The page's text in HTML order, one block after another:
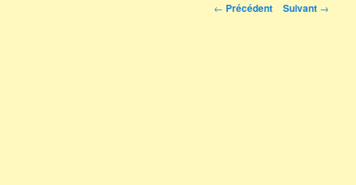
Navigation
← Précédent Suivant →